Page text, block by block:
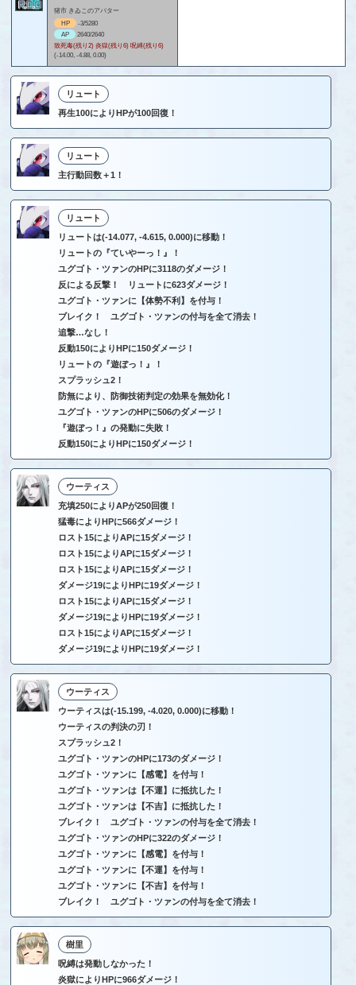
猪市 きゐこのアバター
HP
-3/5280
AP
2640/2640
致死毒(残り2) 炎獄(残り6) 呪縛(残り6)
(-14.00, -4.88, 0.00)
リュート
再生100によりHPが100回復！
リュート
主行動回数＋1！
リュート
リュートは(-14.077, -4.615, 0.000)に移動！
リュートの『ていやーっ！』！
ユグゴト・ツァンのHPに3118のダメージ！
反による反撃！ リュートに623ダメージ！
ユグゴト・ツァンに【体勢不利】を付与！
ブレイク！ ユグゴト・ツァンの付与を全て消去！
追撃…なし！
反動150によりHPに150ダメージ！
リュートの『遊ぼっ！』！
スプラッシュ2！
防無により、防御技術判定の効果を無効化！
ユグゴト・ツァンのHPに506のダメージ！
『遊ぼっ！』の発動に失敗！
反動150によりHPに150ダメージ！
ウーティス
充填250によりAPが250回復！
猛毒によりHPに566ダメージ！
ロスト15によりAPに15ダメージ！
ロスト15によりAPに15ダメージ！
ロスト15によりAPに15ダメージ！
ダメージ19によりHPに19ダメージ！
ロスト15によりAPに15ダメージ！
ダメージ19によりHPに19ダメージ！
ロスト15によりAPに15ダメージ！
ダメージ19によりHPに19ダメージ！
ウーティス
ウーティスは(-15.199, -4.020, 0.000)に移動！
ウーティスの判決の刃！
スプラッシュ2！
ユグゴト・ツァンのHPに173のダメージ！
ユグゴト・ツァンに【感電】を付与！
ユグゴト・ツァンは【不運】に抵抗した！
ユグゴト・ツァンは【不吉】に抵抗した！
ブレイク！ ユグゴト・ツァンの付与を全て消去！
ユグゴト・ツァンのHPに322のダメージ！
ユグゴト・ツァンに【感電】を付与！
ユグゴト・ツァンに【不運】を付与！
ユグゴト・ツァンに【不吉】を付与！
ブレイク！ ユグゴト・ツァンの付与を全て消去！
樹里
呪縛は発動しなかった！
炎獄によりHPに966ダメージ！